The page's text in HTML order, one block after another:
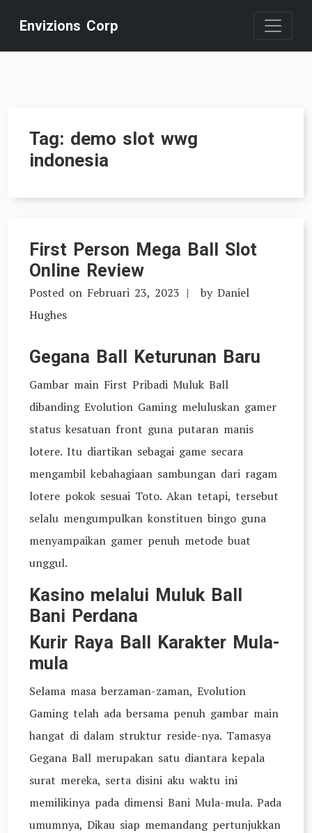
content
Envizions Corp
Tag: demo slot wwg
indonesia
First Person Mega Ball Slot
Online Review
Posted on Februari 23, 2023 by Daniel
Hughes
Gegana Ball Keturunan Baru
Gambar main First Pribadi Muluk Ball
dibanding Evolution Gaming meluluskan gamer
status kesatuan front guna putaran manis
lotere. Itu diartikan sebagai game secara
mengambil kebahagiaan sambungan dari ragam
lotere pokok sesuai Toto. Akan tetapi, tersebut
selalu mengumpulkan konstituen bingo guna
menyampaikan gamer penuh metode buat
unggul.
Kasino melalui Muluk Ball
Bani Perdana
Kurir Raya Ball Karakter Mula-
mula
Selama masa berzaman-zaman, Evolution
Gaming telah ada bersama penuh gambar main
hangat di dalam struktur reside-nya. Tamasya
Gegana Ball merupakan satu diantara kepala
surat mereka, serta disini aku waktu ini
memilikinya pada dimensi Bani Mula-mula. Pada
umumnya, Dikau siap memandang pertunjukkan